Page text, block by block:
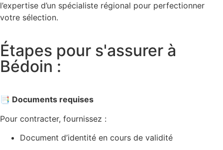
l’expertise d’un spécialiste régional pour perfectionner
votre sélection.
Étapes pour s'assurer à
Bédoin :
📑 Documents requises
Pour contracter, fournissez :
Document d’identité en cours de validité